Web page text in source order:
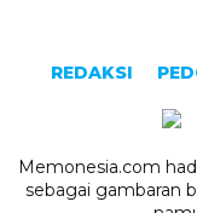
REDAKSI
Memonesia.com
sebagai gambaran